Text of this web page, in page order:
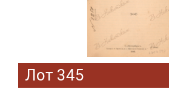
Лот 345